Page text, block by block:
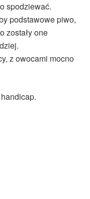
spodziewać.
podstawowe piwo,
zostały one
z owocami mocno